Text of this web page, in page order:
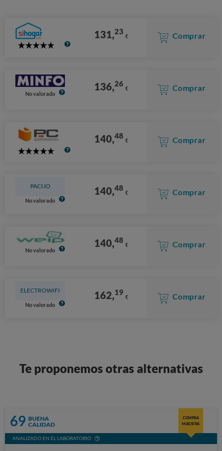
5
131,23 € Comprar
No valorado
136,26 € Comprar
PACIJO
No valorado
140,48 € Comprar
5
140,48 € Comprar
No valorado
140,48 € Comprar
ELECTROWIFI
No valorado
162,19 € Comprar
Te proponemos otras alternativas
69 BUENA
CALIDAD
COMPRA
MAESTRA
ANALIZADO EN EL LABORATORIO